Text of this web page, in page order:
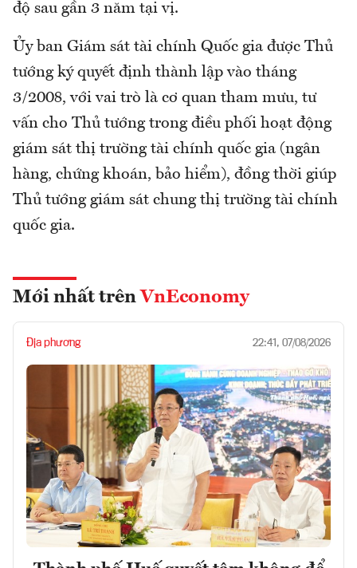
độ sau gần 3 năm tại vị.
Ủy ban Giám sát tài chính Quốc gia được Thủ
tướng ký quyết định thành lập vào tháng
3/2008, với vai trò là cơ quan tham mưu, tư
vấn cho Thủ tướng trong điều phối hoạt động
giám sát thị trường tài chính quốc gia (ngân
hàng, chứng khoán, bảo hiểm), đồng thời giúp
Thủ tướng giám sát chung thị trường tài chính
quốc gia.
Mới nhất trên VnEconomy
Địa phương 22:41, 07/08/2026